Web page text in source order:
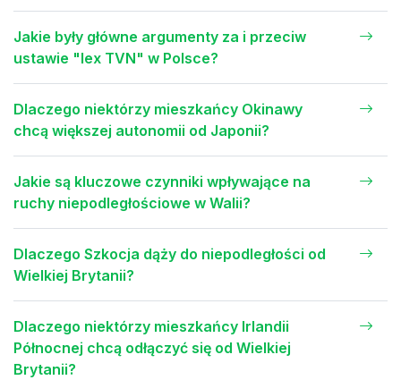
Jakie były główne argumenty za i przeciw
ustawie "lex TVN" w Polsce?
Dlaczego niektórzy mieszkańcy Okinawy
chcą większej autonomii od Japonii?
Jakie są kluczowe czynniki wpływające na
ruchy niepodległościowe w Walii?
Dlaczego Szkocja dąży do niepodległości od
Wielkiej Brytanii?
Dlaczego niektórzy mieszkańcy Irlandii
Północnej chcą odłączyć się od Wielkiej
Brytanii?